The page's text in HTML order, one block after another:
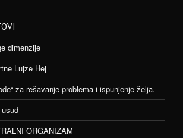
dimenzije
Lujze Hej
za rešavanje problema i ispunjenje želja.
ORGANIZAM